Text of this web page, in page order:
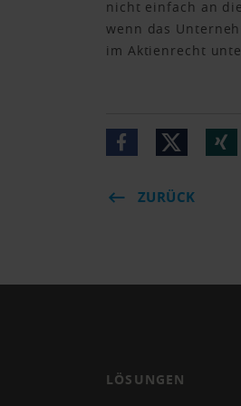
nicht einfach an
wenn das
im Aktienrecht
ZURÜCK
LÖSUNGEN